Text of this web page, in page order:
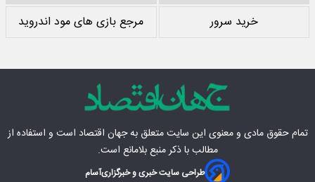
خرید سرور
مرجع بازی های مود اندروید
تمام حقوق مادی‌ و معنوی این سایت متعلق بهجهان اقتصاد است و استفاده از
مطالب با ذکر منبع بلامانع است.
طراحی سایت خبری و خبرگزاریآسام